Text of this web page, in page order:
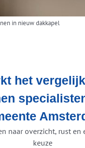
in nieuw dakkapel
het
naar overzicht, rust en
keuze